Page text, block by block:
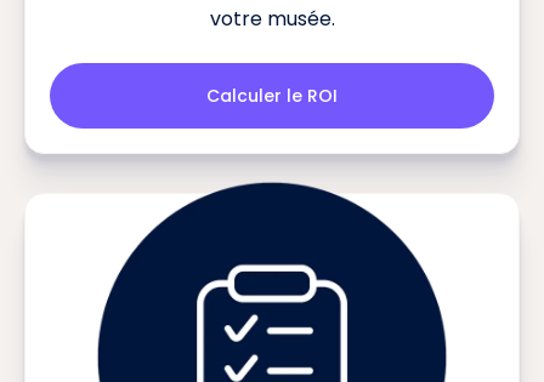
votre musée.
Calculer le ROI